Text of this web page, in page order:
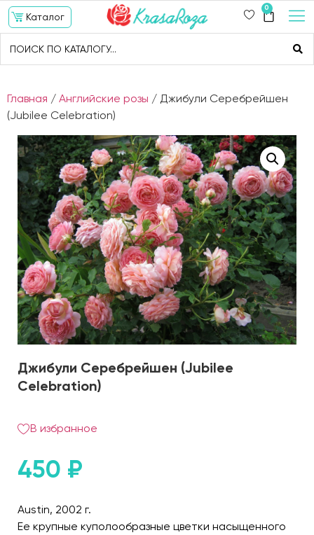
Каталог
0
Главная / Английские розы / Джибули Серебрейшен
(Jubilee Celebration)
Джибули Серебрейшен (Jubilee
Celebration)
В избранное
450 ₽
Austin, 2002 г.
Ее крупные куполообразные цветки насыщенного